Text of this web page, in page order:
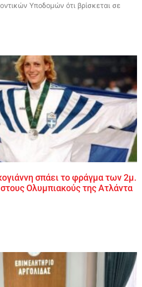
Υποδομών ότι βρίσκεται σε
σπάει το φράγμα των 2μ.
Ολυμπιακούς της Ατλάντα